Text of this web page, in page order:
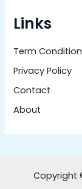
Links
Term
Privacy Policy
Contact
About
Copyright